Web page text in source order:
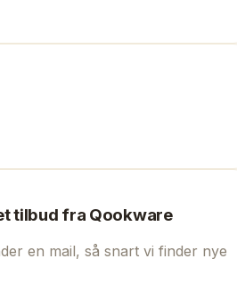
tilbud fra Qookware
en mail, så snart vi finder nye